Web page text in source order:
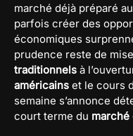
marché déjà préparé
parfois créer des
économiques
prudence reste de
traditionnels à
américains et le cours
semaine s’annonce
court terme du